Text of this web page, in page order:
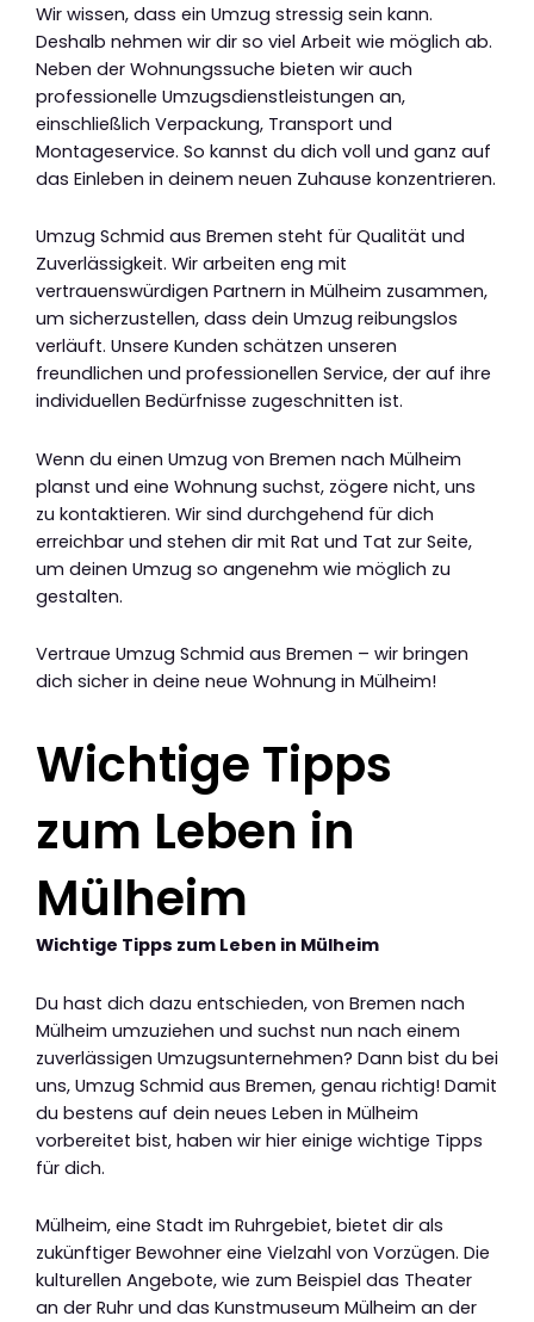
Wir wissen, dass ein Umzug stressig sein kann.
Deshalb nehmen wir dir so viel Arbeit wie möglich ab.
Neben der Wohnungssuche bieten wir auch
professionelle Umzugsdienstleistungen an,
einschließlich Verpackung, Transport und
Montageservice. So kannst du dich voll und ganz auf
das Einleben in deinem neuen Zuhause konzentrieren.
Umzug Schmid aus Bremen steht für Qualität und
Zuverlässigkeit. Wir arbeiten eng mit
vertrauenswürdigen Partnern in Mülheim zusammen,
um sicherzustellen, dass dein Umzug reibungslos
verläuft. Unsere Kunden schätzen unseren
freundlichen und professionellen Service, der auf ihre
individuellen Bedürfnisse zugeschnitten ist.
Wenn du einen Umzug von Bremen nach Mülheim
planst und eine Wohnung suchst, zögere nicht, uns
zu kontaktieren. Wir sind durchgehend für dich
erreichbar und stehen dir mit Rat und Tat zur Seite,
um deinen Umzug so angenehm wie möglich zu
gestalten.
Vertraue Umzug Schmid aus Bremen – wir bringen
dich sicher in deine neue Wohnung in Mülheim!
Wichtige Tipps
zum Leben in
Mülheim
Wichtige Tipps zum Leben in Mülheim
Du hast dich dazu entschieden, von Bremen nach
Mülheim umzuziehen und suchst nun nach einem
zuverlässigen Umzugsunternehmen? Dann bist du bei
uns, Umzug Schmid aus Bremen, genau richtig! Damit
du bestens auf dein neues Leben in Mülheim
vorbereitet bist, haben wir hier einige wichtige Tipps
für dich.
Mülheim, eine Stadt im Ruhrgebiet, bietet dir als
zukünftiger Bewohner eine Vielzahl von Vorzügen. Die
kulturellen Angebote, wie zum Beispiel das Theater
an der Ruhr und das Kunstmuseum Mülheim an der